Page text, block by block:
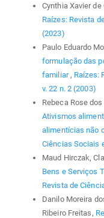
Cynthia Xavier de
Raízes: Revista
(2023)
Paulo Eduardo
formulação das
familiar , Raízes:
v. 22 n. 2 (2003)
Rebeca Rose
Ativismos
alimentícias não
Ciências Sociais
Maud Hirczak,
Bens e Serviços
Revista de
Danilo Moreira
Ribeiro Freitas,